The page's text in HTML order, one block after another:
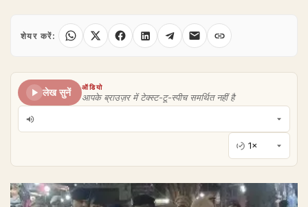
शेयर करें:
लेख सुनें
ऑडियो
आपके ब्राउज़र में टेक्स्ट-टू-स्पीच समर्थित नहीं है